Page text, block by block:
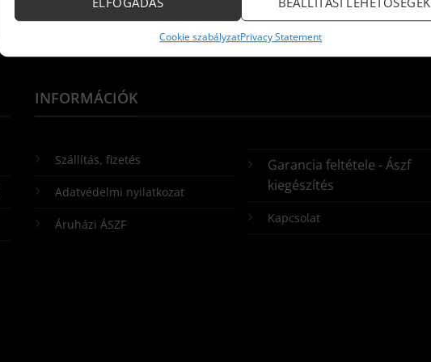
Cookie szabályzatPrivacy Statement
INFORMÁCIÓK
Szállítás, fizetés
Adatvédelmi nyilatkozat
Áruházi ÁSZF
Garancia feltétele - Ászf
kiegészítés
Kapcsolat